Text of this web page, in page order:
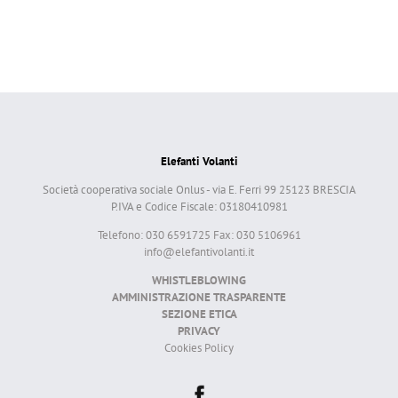
Elefanti Volanti
Società cooperativa sociale Onlus - via E. Ferri 99 25123 BRESCIA
P.IVA e Codice Fiscale: 03180410981
Telefono: 030 6591725 Fax: 030 5106961
info@elefantivolanti.it
WHISTLEBLOWING
AMMINISTRAZIONE TRASPARENTE
SEZIONE ETICA
PRIVACY
Cookies Policy